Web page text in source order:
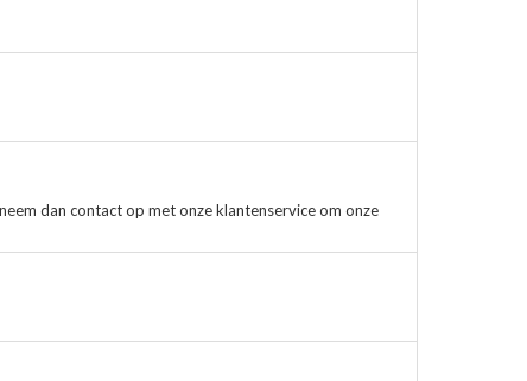
dan contact op met onze klantenservice om onze